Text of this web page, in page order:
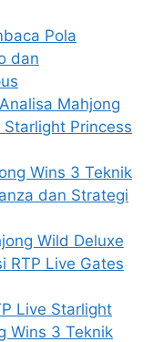
Pola
dan
Mahjong
Princess
Wins 3 Teknik
dan Strategi
Wild Deluxe
RTP Live Gates
Live Starlight
Wins 3 Teknik